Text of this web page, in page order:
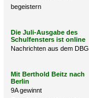
begeistern
Die Juli-Ausgabe des
Schulfensters ist online
Nachrichten aus dem DBG
Mit Berthold Beitz nach
Berlin
9A gewinnt